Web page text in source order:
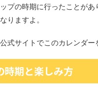
プの時期に行ったことが
りますよ。
式サイトでこのカレンダー
時期と楽しみ方